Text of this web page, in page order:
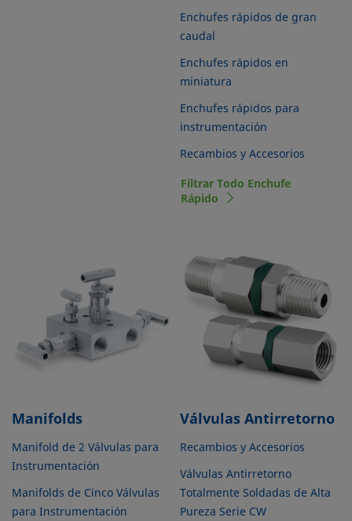
Enchufes rápidos de gran
caudal
Enchufes rápidos en
miniatura
Enchufes rápidos para
instrumentación
Recambios y Accesorios
Filtrar Todo Enchufe
Rápido
Manifolds
Manifold de 2 Válvulas para
Instrumentación
Manifolds de Cinco Válvulas
para Instrumentación
Válvulas Antirretorno
Recambios y Accesorios
Válvulas Antirretorno
Totalmente Soldadas de Alta
Pureza Serie CW